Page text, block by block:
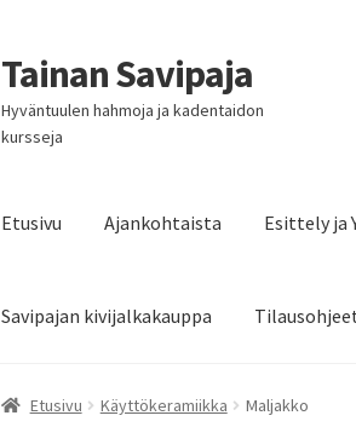
Siirry
navigointiin
Siirry
sisältöön
Tainan Savipaja
Hyväntuulen hahmoja ja kadentaidon
kursseja
Etusivu Ajankohtaista Esittely ja
Savipajan kivijalkakauppa
Etusivu Käyttökeramiikka Maljakko